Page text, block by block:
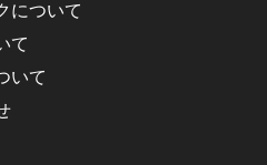
について
て
いて